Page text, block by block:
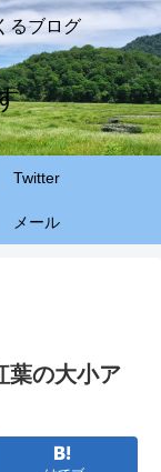
るブログ
Twitter
メール
の大小ア